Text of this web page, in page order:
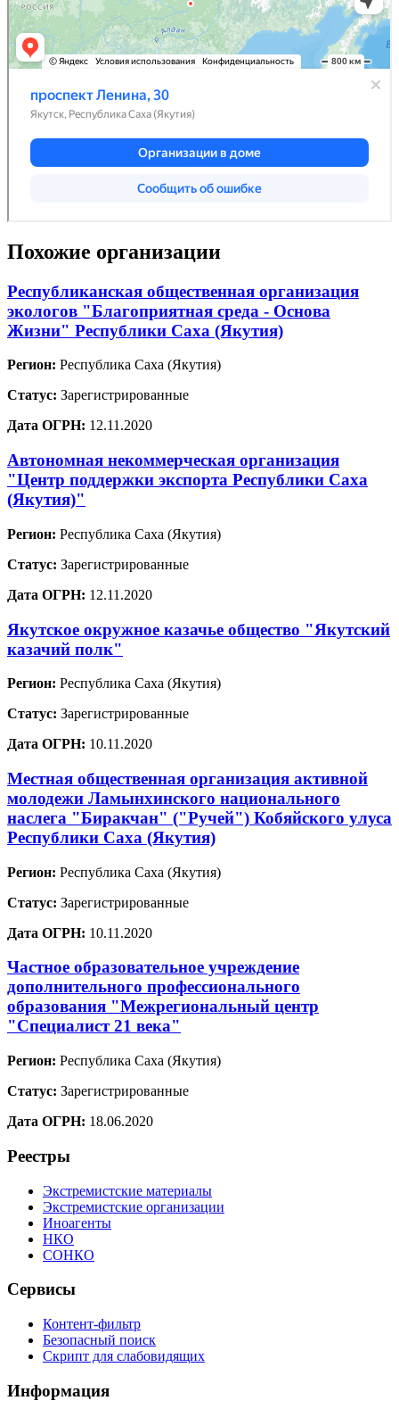
Похожие организации
Республиканская общественная организация
экологов "Благоприятная среда - Основа
Жизни" Республики Саха (Якутия)
Регион: Республика Саха (Якутия)
Статус: Зарегистрированные
Дата ОГРН: 12.11.2020
Автономная некоммерческая организация
"Центр поддержки экспорта Республики Саха
(Якутия)"
Регион: Республика Саха (Якутия)
Статус: Зарегистрированные
Дата ОГРН: 12.11.2020
Якутское окружное казачье общество "Якутский
казачий полк"
Регион: Республика Саха (Якутия)
Статус: Зарегистрированные
Дата ОГРН: 10.11.2020
Местная общественная организация активной
молодежи Ламынхинского национального
наслега "Биракчан" ("Ручей") Кобяйского улуса
Республики Саха (Якутия)
Регион: Республика Саха (Якутия)
Статус: Зарегистрированные
Дата ОГРН: 10.11.2020
Частное образовательное учреждение
дополнительного профессионального
образования "Межрегиональный центр
"Специалист 21 века"
Регион: Республика Саха (Якутия)
Статус: Зарегистрированные
Дата ОГРН: 18.06.2020
Реестры
Экстремистские материалы
Экстремистские организации
Иноагенты
НКО
СОНКО
Сервисы
Контент-фильтр
Безопасный поиск
Скрипт для слабовидящих
Информация